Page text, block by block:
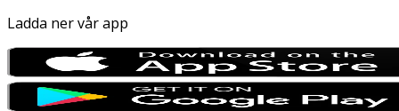
Ladda ner vår app